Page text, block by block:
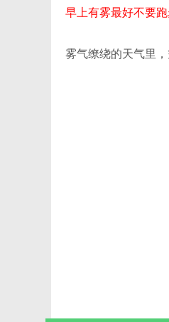
早上有雾最好不要跑
雾气缭绕的天气里